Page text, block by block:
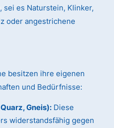
sei es Naturstein, Klinker,
oder angestrichene
besitzen ihre eigenen
und Bedürfnisse:
Gneis): Diese
widerstandsfähig gegen